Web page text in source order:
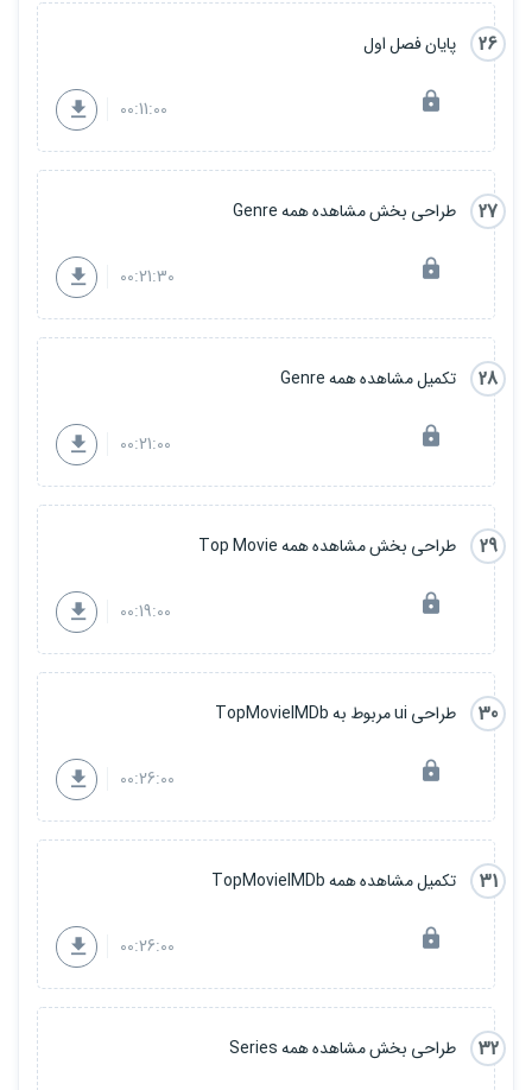
26 پایان فصل اول
00:11:00
27 طراحی بخش مشاهده همه Genre
00:21:30
28 تکمیل مشاهده همه Genre
00:21:00
29 طراحی بخش مشاهده همه Top Movie
00:19:00
30 طراحی ui مربوط به TopMovieIMDb
00:26:00
31 تکمیل مشاهده همه TopMovieIMDb
00:26:00
32 طراحی بخش مشاهده همه Series